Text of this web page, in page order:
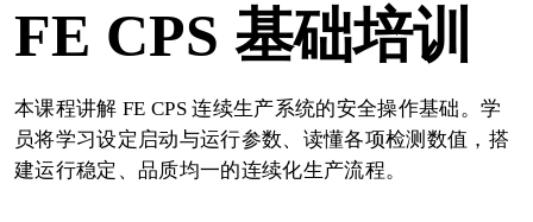
FE CPS 基础培训
本课程讲解 FE CPS 连续生产系统的安全操作基础。学
员将学习设定启动与运行参数、读懂各项检测数值，搭
建运行稳定、品质均一的连续化生产流程。